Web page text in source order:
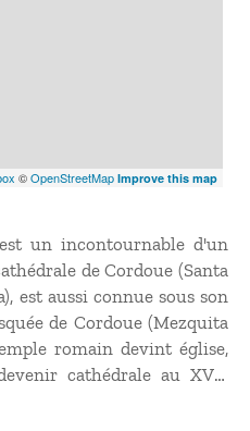
©OpenStreetMap Improve this map
un incontournable d'un
de Cordoue (Santa
est aussi connue sous son
de Cordoue (Mezquita
romain devint église,
cathédrale au XVIe
chrétienne. La Mezquita